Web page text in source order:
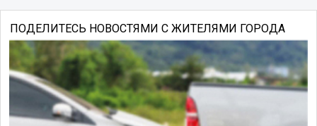
ПОДЕЛИТЕСЬ НОВОСТЯМИ С ЖИТЕЛЯМИ ГОРОДА